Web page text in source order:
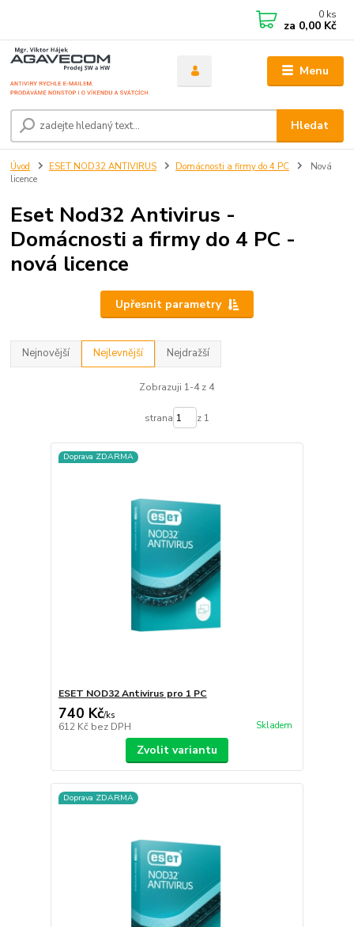
Menu
Hledat
0 ks
za 0,00 Kč
Úvod ESET NOD32 ANTIVIRUS Domácnosti a firmy do 4 PC
Nová
licence
Eset Nod32 Antivirus -
Domácnosti a firmy do 4 PC -
nová licence
Upřesnit parametry
Nejnovější Nejlevnější Nejdražší
Zobrazuji 1-4 z 4
strana z 1
Doprava ZDARMA
ESET NOD32 Antivirus pro 1 PC
740 Kč/ks
612 Kč bez DPH Skladem
Zvolit variantu
Doprava ZDARMA